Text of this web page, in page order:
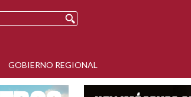
GOBIERNO REGIONAL